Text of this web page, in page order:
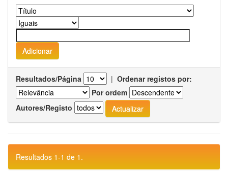
Resultados/Página | Ordenar registos por:
Por ordem
Autores/Registo
Resultados 1-1 de 1.